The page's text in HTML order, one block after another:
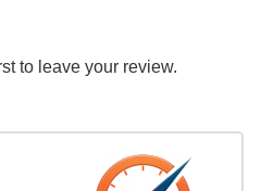
to leave your review.